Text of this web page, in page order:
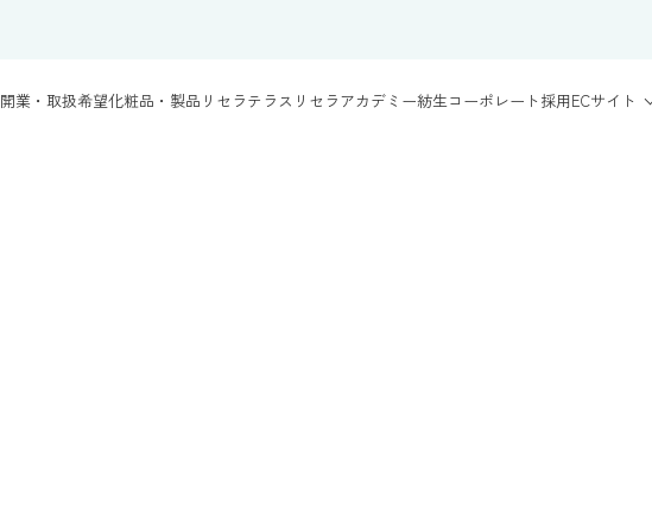
開業・取扱希望化粧品・製品 リセラテラス リセラアカデミー紡生コーポレート採用ECサイト